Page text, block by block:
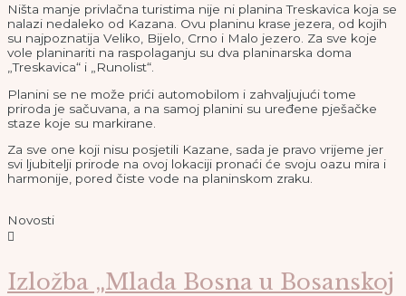
Ništa manje privlačna turistima nije ni planina Treskavica koja se
nalazi nedaleko od Kazana. Ovu planinu krase jezera, od kojih
su najpoznatija Veliko, Bijelo, Crno i Malo jezero. Za sve koje
vole planinariti na raspolaganju su dva planinarska doma
„Treskavica“ i „Runolist“.
Planini se ne može prići automobilom i zahvaljujući tome
priroda je sačuvana, a na samoj planini su uređene pješačke
staze koje su markirane.
Za sve one koji nisu posjetili Kazane, sada je pravo vrijeme jer
svi ljubitelji prirode na ovoj lokaciji pronaći će svoju oazu mira i
harmonije, pored čiste vode na planinskom zraku.
Novosti
Izložba „Mlada Bosna u Bosanskoj